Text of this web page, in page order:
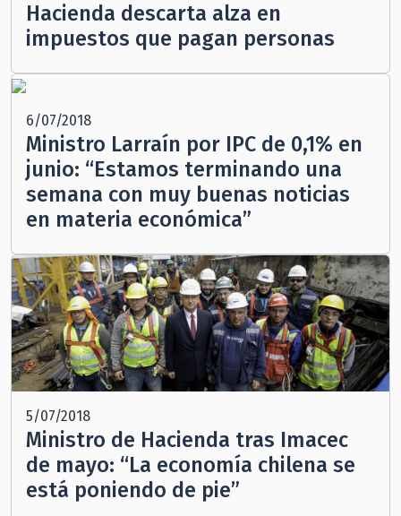
Hacienda descarta alza en
impuestos que pagan personas
6/07/2018
Ministro Larraín por IPC de 0,1% en
junio: “Estamos terminando una
semana con muy buenas noticias
en materia económica”
5/07/2018
Ministro de Hacienda tras Imacec
de mayo: “La economía chilena se
está poniendo de pie”